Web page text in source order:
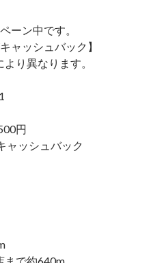
ーン中です。
ャッシュバック】
り異なります。
円
ャッシュバック